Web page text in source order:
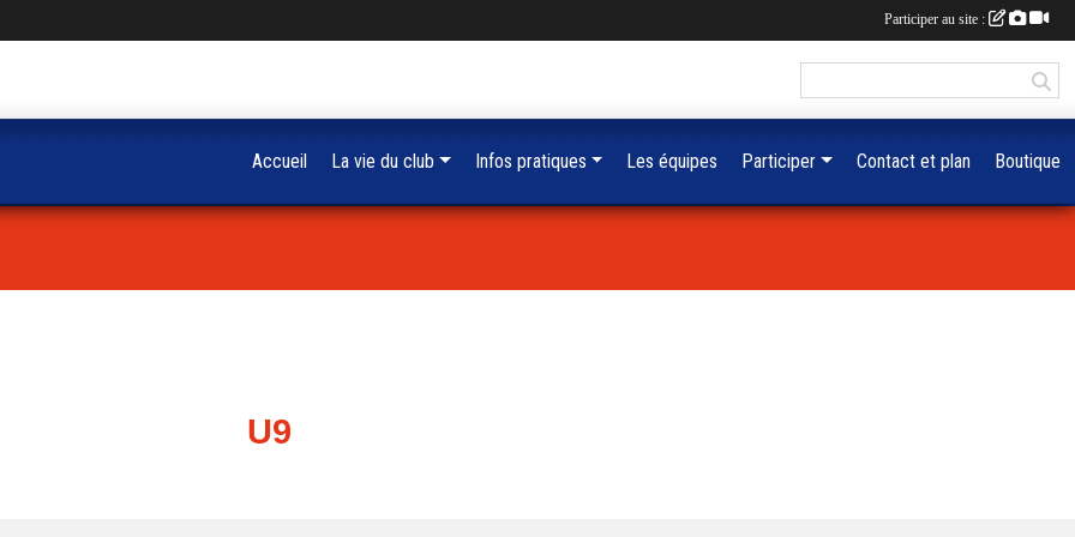
U9
Accueil La vie du club Infos pratiques Les équipes Participer Contact et plan Boutique
Participer au site :